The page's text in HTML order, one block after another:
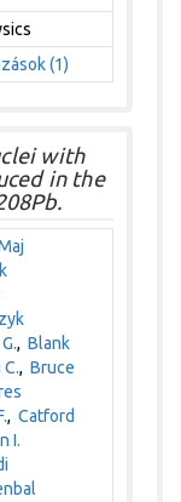
(1)
with
in the
,Blank
C.,Bruce
,Catford
I.